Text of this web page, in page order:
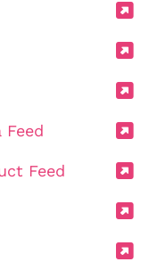
Feed
Feed